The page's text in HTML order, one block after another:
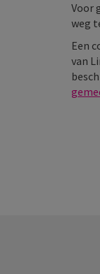
Voor
weg
Een
van